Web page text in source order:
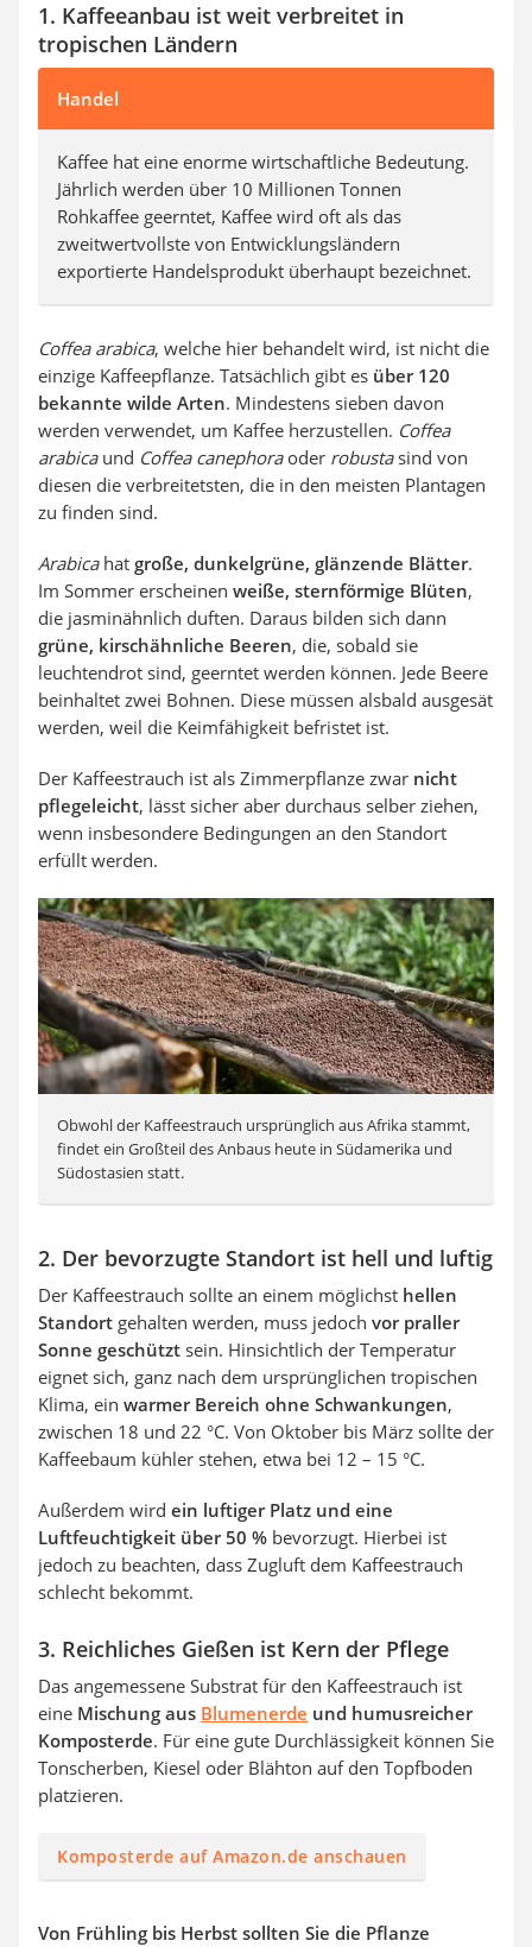
1. Kaffeeanbau ist weit verbreitet in
tropischen Ländern
Handel
Kaffee hat eine enorme wirtschaftliche Bedeutung.
Jährlich werden über 10 Millionen Tonnen
Rohkaffee geerntet, Kaffee wird oft als das
zweitwertvollste von Entwicklungsländern
exportierte Handelsprodukt überhaupt bezeichnet.
Coffea arabica, welche hier behandelt wird, ist nicht die
einzige Kaffeepflanze. Tatsächlich gibt es über 120
bekannte wilde Arten. Mindestens sieben davon
werden verwendet, um Kaffee herzustellen. Coffea
arabicaund Coffea canephoraoder robustasind von
diesen die verbreitetsten, die in den meisten Plantagen
zu finden sind.
Arabicahat große, dunkelgrüne, glänzende Blätter.
Im Sommer erscheinen weiße, sternförmige Blüten,
die jasminähnlich duften. Daraus bilden sich dann
grüne, kirschähnliche Beeren, die, sobald sie
leuchtendrot sind, geerntet werden können. Jede Beere
beinhaltet zwei Bohnen. Diese müssen alsbald ausgesät
werden, weil die Keimfähigkeit befristet ist.
Der Kaffeestrauch ist als Zimmerpflanze zwar nicht
pflegeleicht, lässt sicher aber durchaus selber ziehen,
wenn insbesondere Bedingungen an den Standort
erfüllt werden.
Obwohl der Kaffeestrauch ursprünglich aus Afrika stammt,
findet ein Großteil des Anbaus heute in Südamerika und
Südostasien statt.
2. Der bevorzugte Standort ist hell und luftig
Der Kaffeestrauch sollte an einem möglichst hellen
Standort gehalten werden, muss jedoch vor praller
Sonne geschützt sein. Hinsichtlich der Temperatur
eignet sich, ganz nach dem ursprünglichen tropischen
Klima, ein warmer Bereich ohne Schwankungen,
zwischen 18 und 22 °C. Von Oktober bis März sollte der
Kaffeebaum kühler stehen, etwa bei 12 – 15 °C.
Außerdem wird ein luftiger Platz und eine
Luftfeuchtigkeit über 50 % bevorzugt. Hierbei ist
jedoch zu beachten, dass Zugluft dem Kaffeestrauch
schlecht bekommt.
3. Reichliches Gießen ist Kern der Pflege
Das angemessene Substrat für den Kaffeestrauch ist
eine Mischung aus Blumenerde und humusreicher
Komposterde. Für eine gute Durchlässigkeit können Sie
Tonscherben, Kiesel oder Blähton auf den Topfboden
platzieren.
Komposterde auf Amazon.de anschauen
Von Frühling bis Herbst sollten Sie die Pflanze